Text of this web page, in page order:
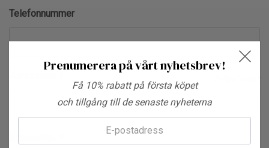
Telefonnummer
Prenumerera på vårt nyhetsbrev!
Få 10% rabatt på första köpet
och tillgång till de senaste nyheterna